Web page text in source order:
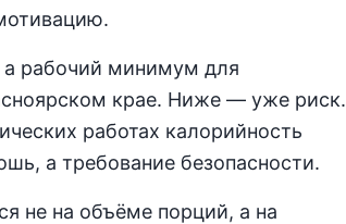
а рабочий минимум для
крае. Ниже — уже риск.
работах калорийность
а требование безопасности.
не на объёме порций, а на